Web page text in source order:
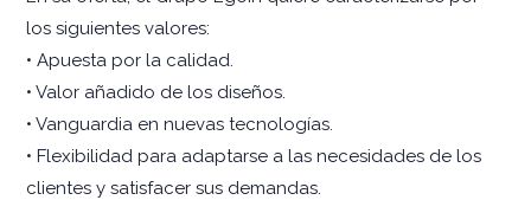
los siguientes valores:
• Apuesta por la calidad.
• Valor añadido de los diseños.
• Vanguardia en nuevas tecnologías.
• Flexibilidad para adaptarse a las necesidades de los
clientes y satisfacer sus demandas.